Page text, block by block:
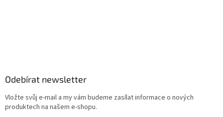
Odebírat newsletter
Vložte svůj e-mail a my vám budeme zasílat informace o nových
produktech na našem e-shopu.